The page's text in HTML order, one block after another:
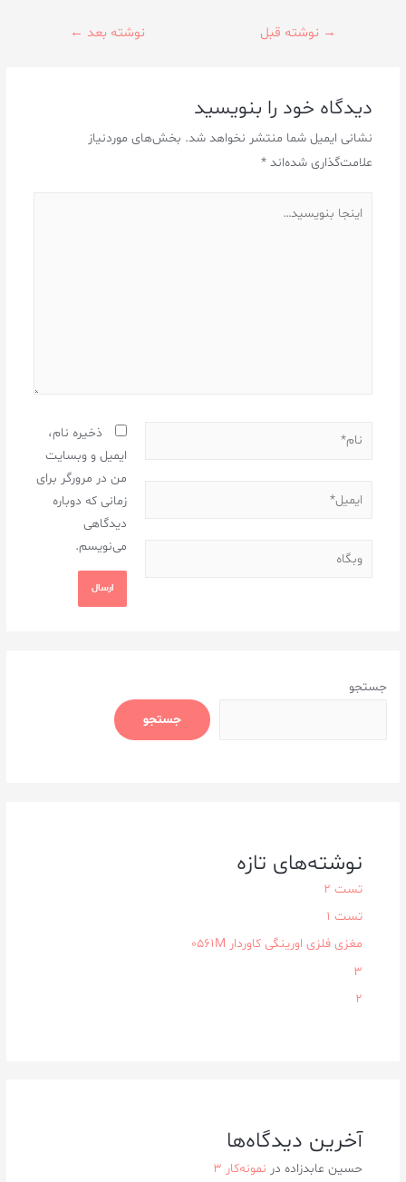
جستجو
جستجو
نوشته‌های تازه
تست 2
تست 1
مغزی فلزی اورینگی کاوردار ۰۵۶۱M
3
2
آخرین دیدگاه‌ها
حسین عابدزاده در نمونه‌کار ۳
→ نوشته قبل نوشته بعد ←
دیدگاه‌ خود را بنویسید
نشانی ایمیل شما منتشر نخواهد شد.
بخش‌های موردنیاز
علامت‌گذاری شده‌اند *
ذخیره نام،
ایمیل و وبسایت
من در مرورگر برای
زمانی که دوباره
دیدگاهی
می‌نویسم.